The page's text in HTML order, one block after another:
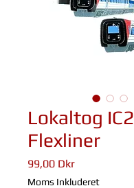
Lokaltog IC2
Flexliner
99,00 DkrPris
Moms Inkluderet